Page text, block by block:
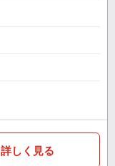
詳しく見る